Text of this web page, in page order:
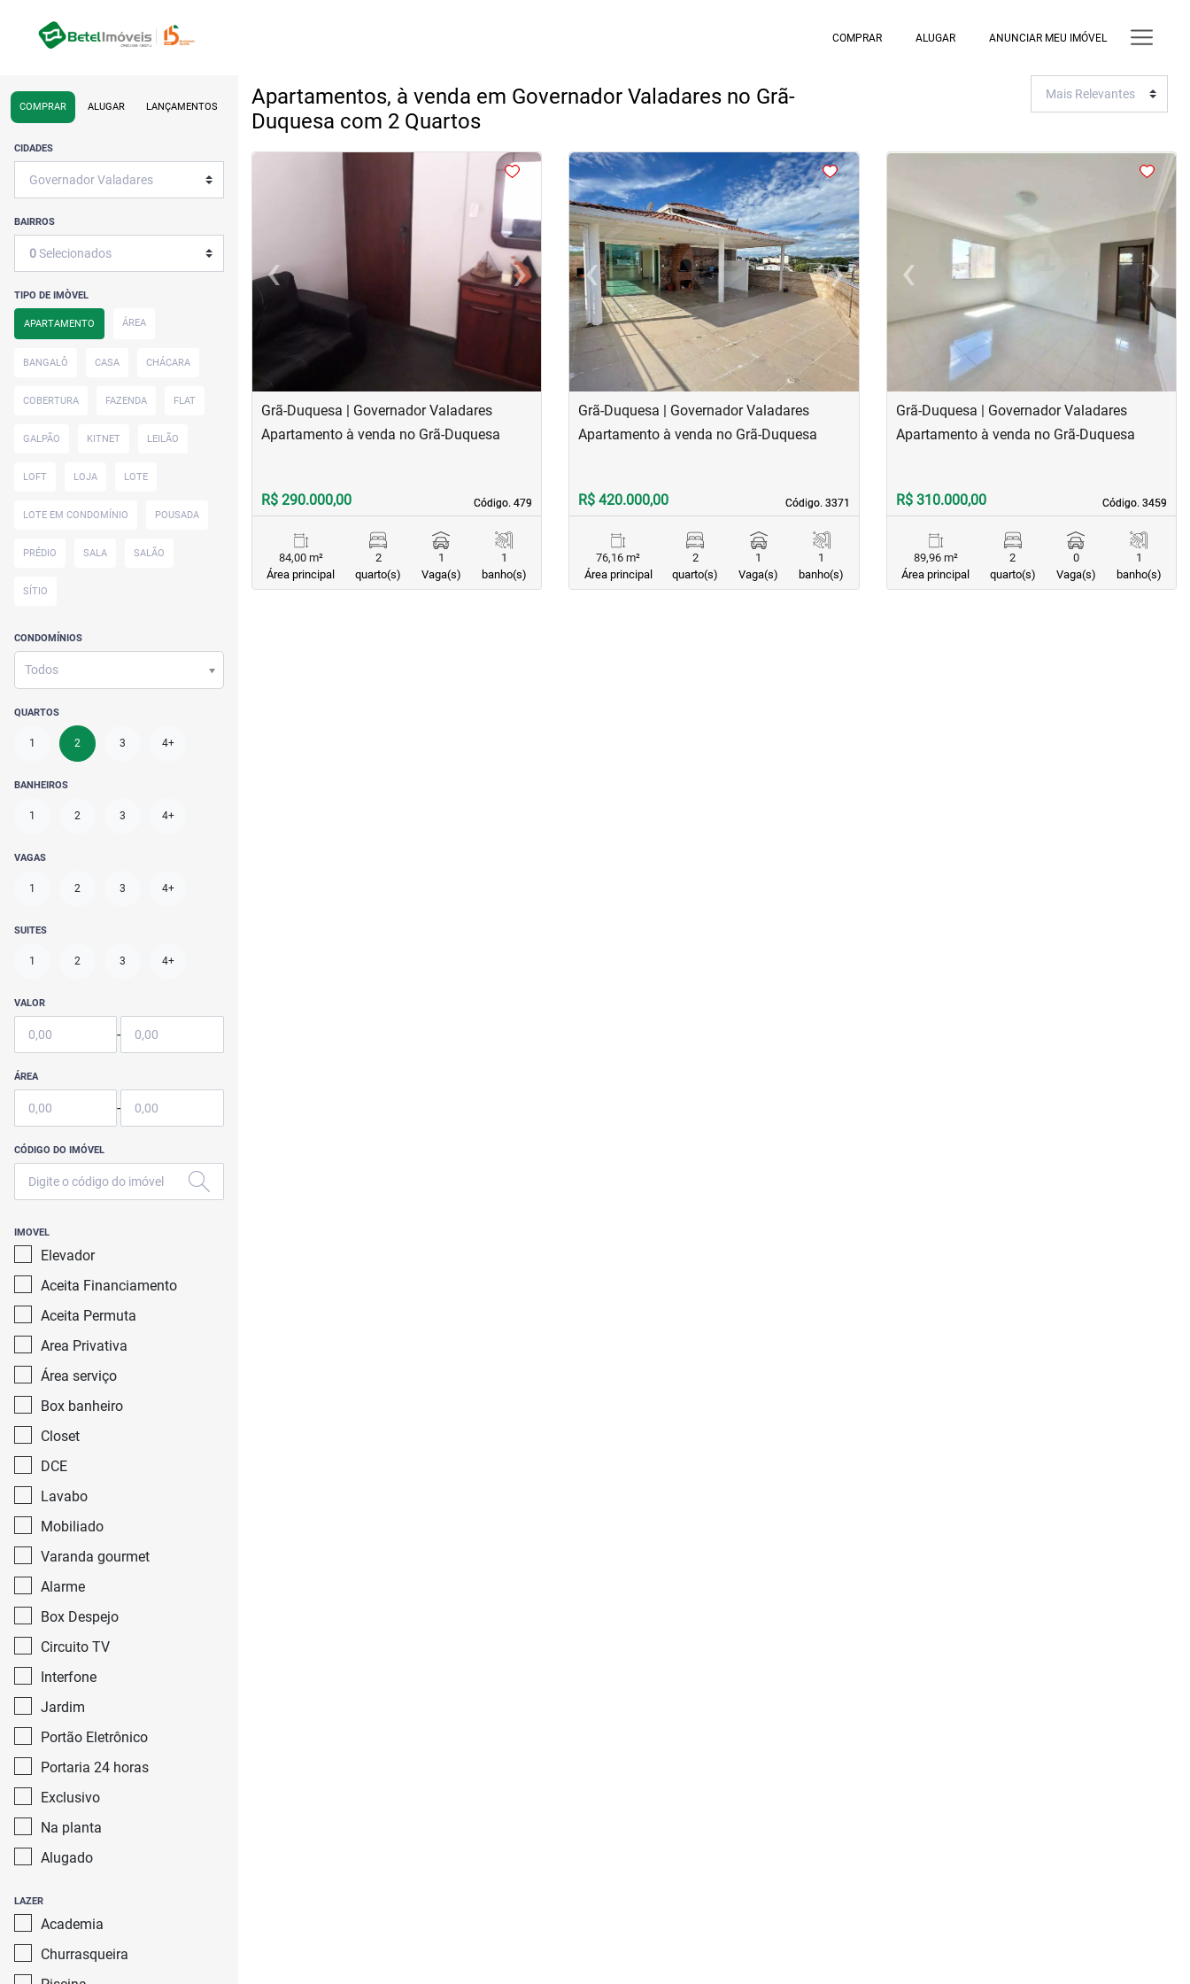
COMPRAR ALUGAR ANUNCIAR MEU IMÓVEL
COMPRAR ALUGAR LANÇAMENTOS
CIDADES
BAIRROS
0Selecionados
TIPO DE IMÒVEL
APARTAMENTO ÁREA
BANGALÔ CASA CHÁCARA
COBERTURA FAZENDA FLAT
GALPÃO KITNET LEILÃO
LOFT LOJA LOTE
LOTE EM CONDOMÍNIO POUSADA
PRÉDIO SALA SALÃO
SÍTIO
CONDOMÍNIOS
Todos
QUARTOS
1 2 3 4+
BANHEIROS
1 2 3 4+
VAGAS
1 2 3 4+
SUITES
1 2 3 4+
VALOR
-
ÁREA
-
CÓDIGO DO IMÓVEL
IMOVEL
Elevador
Aceita Financiamento
Aceita Permuta
Area Privativa
Área serviço
Box banheiro
Closet
DCE
Lavabo
Mobiliado
Varanda gourmet
Alarme
Box Despejo
Circuito TV
Interfone
Jardim
Portão Eletrônico
Portaria 24 horas
Exclusivo
Na planta
Alugado
LAZER
Academia
Churrasqueira
Apartamentos, à venda em Governador Valadares no Grã-
Duquesa com 2 Quartos
‹Previous ›Next
Grã-Duquesa | Governador Valadares
Código. 479
Código. 479
Apartamento à venda no Grã-Duquesa
R$ 290.000,00
84,00 m²
Área principal
2
quarto(s)
1
Vaga(s)
1
banho(s)
<<<<
‹Previous ›Next
Grã-Duquesa | Governador Valadares
Código. 3371
Código. 3371
Apartamento à venda no Grã-Duquesa
R$ 420.000,00
76,16 m²
Área principal
2
quarto(s)
1
Vaga(s)
1
banho(s)
‹Previous ›Next
Grã-Duquesa | Governador Valadares
Código. 3459
Código. 3459
Apartamento à venda no Grã-Duquesa
R$ 310.000,00
89,96 m²
Área principal
2
quarto(s)
0
Vaga(s)
1
banho(s)